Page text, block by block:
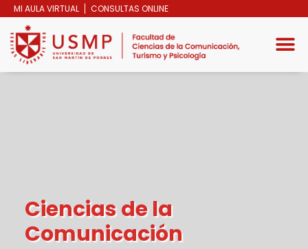
MI AULA VIRTUAL CONSULTAS ONLINE
Ciencias de la
Comunicación